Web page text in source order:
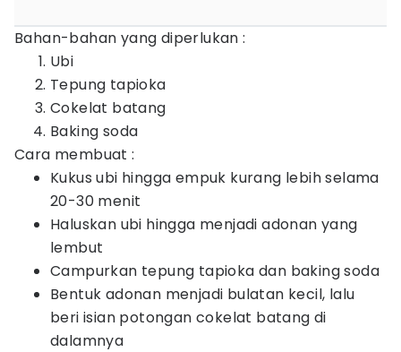
Bahan-bahan yang diperlukan :
Ubi
Tepung tapioka
Cokelat batang
Baking soda
Cara membuat :
Kukus ubi hingga empuk kurang lebih selama
20-30 menit
Haluskan ubi hingga menjadi adonan yang
lembut
Campurkan tepung tapioka dan baking soda
Bentuk adonan menjadi bulatan kecil, lalu
beri isian potongan cokelat batang di
dalamnya